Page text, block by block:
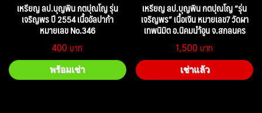
เหรียญ ลป.บุญพิน กตปุณโญ รุ่น
เจริญพร ปี 2554 เนื้ออัลปาก้า
หมายเลข No.346
400
พร้อมเช่า
เหรียญ ลป.บุญพิน กตปุณโญ “รุ่น
เจริญพร” เนื้อเงิน หมายเลข7 วัดผา
เทพนิมิต อ.นิคมนำ้อูน จ.สกลนคร
1,500
เช่าแล้ว